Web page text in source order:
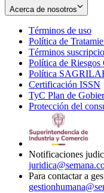
Acerca de nosotros
Términos de uso
in
Política de
Términos
Política de Riesgos
Política
Certificación ISSN
TyC Plan de
Protección del
Notificaciones
Para contactar a